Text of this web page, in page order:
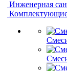
Инженерная